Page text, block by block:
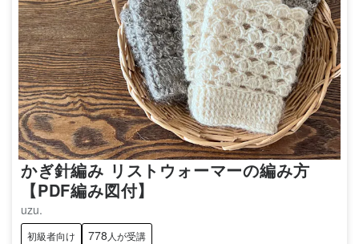
かぎ針編み リストウォーマーの編み方
【PDF編み図付】
uzu.
初級者向け 778 人が受講